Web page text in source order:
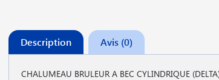
Description Avis (0)
CHALUMEAU BRULEUR A BEC CYLINDRIQUE